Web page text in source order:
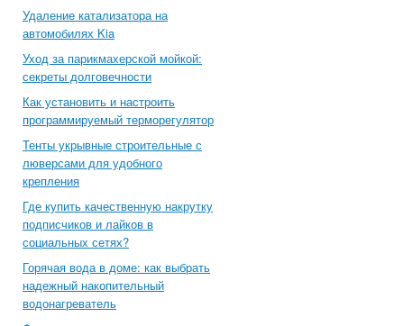
Удаление катализатора на
автомобилях Kia
Уход за парикмахерской мойкой:
секреты долговечности
Как установить и настроить
программируемый терморегулятор
Тенты укрывные строительные с
люверсами для удобного
крепления
Где купить качественную накрутку
подписчиков и лайков в
социальных сетях?
Горячая вода в доме: как выбрать
надежный накопительный
водонагреватель